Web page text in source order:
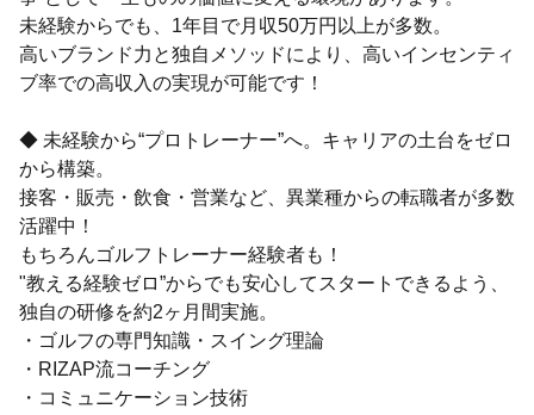
未経験からでも、1年目で月収50万円以上が多数。
高いブランド力と独自メソッドにより、高いインセンティ
ブ率での高収入の実現が可能です！
◆ 未経験から“プロトレーナー”へ。キャリアの土台をゼロ
から構築。
接客・販売・飲食・営業など、異業種からの転職者が多数
活躍中！
もちろんゴルフトレーナー経験者も！
"教える経験ゼロ”からでも安心してスタートできるよう、
独自の研修を約2ヶ月間実施。
・ゴルフの専門知識・スイング理論
・RIZAP流コーチング
・コミュニケーション技術